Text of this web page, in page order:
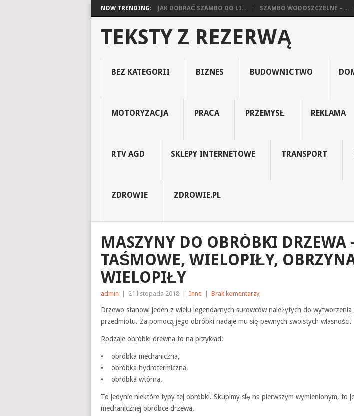
NOW TRENDING: JAK DOBRAĆ SZAMBO DO LI... SZAMBO WODOSZCZELNE – ...
TEKSTY Z REZERWĄ
BEZ KATEGORII BIZNES BUDOWNICTWO
MOTORYZACJA PRACA PRZEMYSŁ REKLAMA
RTV AGD SKLEPY INTERNETOWE TRANSPORT
ZDROWIE ZDROWIE.PL
MASZYNY DO OBRÓBKI DRZEWA
TAŚMOWE, WIELOPIŁY,
WIELOPIŁY
admin 21 listopada 2018 Inne Brak komentarzy
Drzewo stanowi jeden z wielu legendarnych surowców należytych do wytworzenia
przedmiotu. Za pomocą jego obróbki nadaje mu się pewnych swoistych własności.
Rodzaje obróbki drewna to na przykład:
• obróbka mechaniczna,
• obróbka hydrotermiczna,
• obróbka wtórna.
To jedynie niektóre typy tej obróbki. Skupimy się na pierwszym wymienionym, to
mechanicznej obróbce drzewa.